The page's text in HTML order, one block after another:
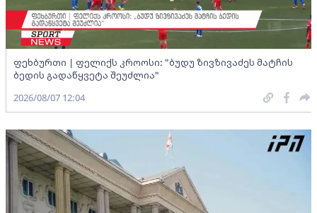
ფეხბურთი | ფელიქს კროოსი: "ბუდუ ზივზივაძეს მატჩის
ბედის გადაწყვეტა შეუძლია"
2026/08/07 12:04